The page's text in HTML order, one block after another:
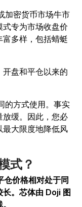
加密货币市场牛市
专为市场收盘价
多样，包括蜻蜓
盘和平仓以来的
的方式使用。事实
放缓。因此，您必
大限度地降低风
式？
仓价格相对处于同
长。芯体由 Doji 图